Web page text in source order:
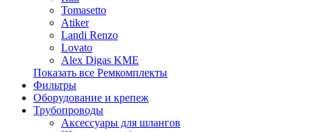
Tomasetto
Atiker
Landi Renzo
Lovato
Alex Digas KME
Показать все Ремкомплекты
Фильтры
Оборудование и крепеж
Трубопроводы
Аксессуары для шлангов